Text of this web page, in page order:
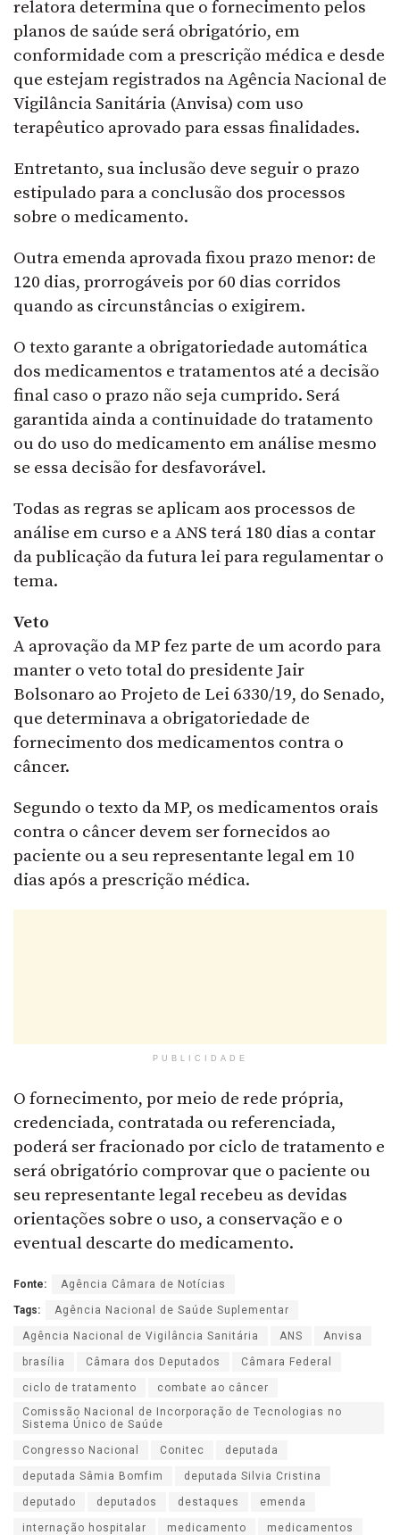
relatora determina que o fornecimento pelos
planos de saúde será obrigatório, em
conformidade com a prescrição médica e desde
que estejam registrados na Agência Nacional de
Vigilância Sanitária (Anvisa) com uso
terapêutico aprovado para essas finalidades.
Entretanto, sua inclusão deve seguir o prazo
estipulado para a conclusão dos processos
sobre o medicamento.
Outra emenda aprovada fixou prazo menor: de
120 dias, prorrogáveis por 60 dias corridos
quando as circunstâncias o exigirem.
O texto garante a obrigatoriedade automática
dos medicamentos e tratamentos até a decisão
final caso o prazo não seja cumprido. Será
garantida ainda a continuidade do tratamento
ou do uso do medicamento em análise mesmo
se essa decisão for desfavorável.
Todas as regras se aplicam aos processos de
análise em curso e a ANS terá 180 dias a contar
da publicação da futura lei para regulamentar o
tema.
Veto
A aprovação da MP fez parte de um acordo para
manter o veto total do presidente Jair
Bolsonaro ao Projeto de Lei 6330/19, do Senado,
que determinava a obrigatoriedade de
fornecimento dos medicamentos contra o
câncer.
Segundo o texto da MP, os medicamentos orais
contra o câncer devem ser fornecidos ao
paciente ou a seu representante legal em 10
dias após a prescrição médica.
PUBLICIDADE
O fornecimento, por meio de rede própria,
credenciada, contratada ou referenciada,
poderá ser fracionado por ciclo de tratamento e
será obrigatório comprovar que o paciente ou
seu representante legal recebeu as devidas
orientações sobre o uso, a conservação e o
eventual descarte do medicamento.
Fonte: Agência Câmara de Notícias
Tags: Agência Nacional de Saúde Suplementar
Agência Nacional de Vigilância Sanitária ANS Anvisa
brasília Câmara dos Deputados Câmara Federal
ciclo de tratamento
combate ao câncer
Comissão Nacional de Incorporação de Tecnologias no
Sistema Único de Saúde
Congresso Nacional Conitec deputada
deputada Sâmia Bomfim deputada Silvia Cristina
deputado deputados destaques emenda
internação hospitalar medicamento medicamentos